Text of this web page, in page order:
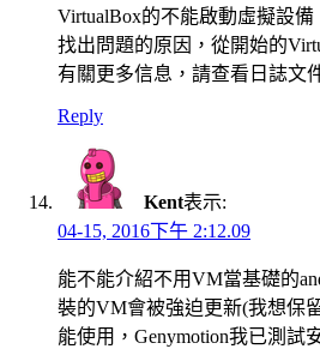
VirtualBox的不能啟動虛擬設備
找出問題的原因，從開始的
有關更多信息，請查看日誌文
Reply
Kent表示:
04-15, 2016下午 2:12.09
能不能介紹不用VM當基礎的
裝的VM會被強迫更新(我想保
能使用，Genymotion我已測試